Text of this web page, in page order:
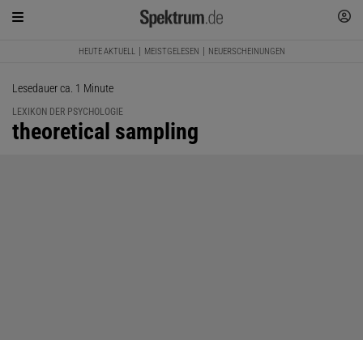
HEUTE AKTUELL MEISTGELESEN NEUERSCHEINUNGEN
Lesedauer ca. 1 Minute
LEXIKON DER PSYCHOLOGIE
:
theoretical sampling